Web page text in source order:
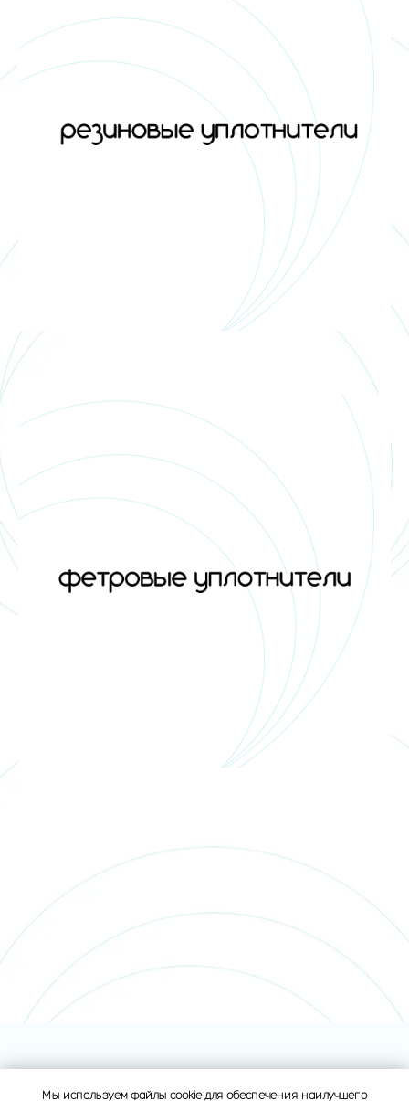
Мы используем файлы cookie для обеспечения наилучшего